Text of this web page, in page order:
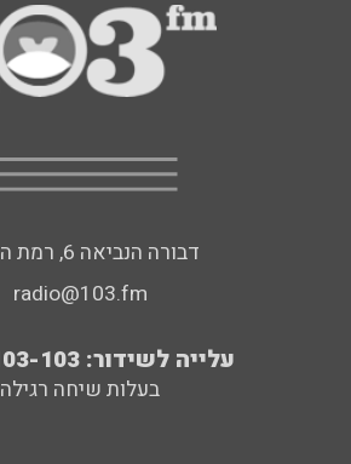
דבורה הנביאה 6, רמת השרון
radio@103.fm
עלייה לשידור: 0552-103-103
בעלות שיחה רגילה